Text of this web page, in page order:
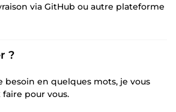
via GitHub ou autre plateforme
?
besoin en quelques mots, je vous
pour vous.